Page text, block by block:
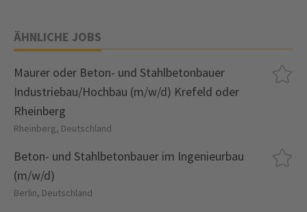
ÄHNLICHE JOBS
Maurer oder Beton- und Stahlbetonbauer
Industriebau/Hochbau (m/w/d) Krefeld oder
Rheinberg
Rheinberg, Deutschland
Beton- und Stahlbetonbauer im Ingenieurbau
(m/w/d)
Berlin, Deutschland